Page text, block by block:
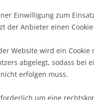
Einwilligung zum
der Anbieter einen
Website wird ein
abgelegt, sodass bei
erfolgen muss.
um eine